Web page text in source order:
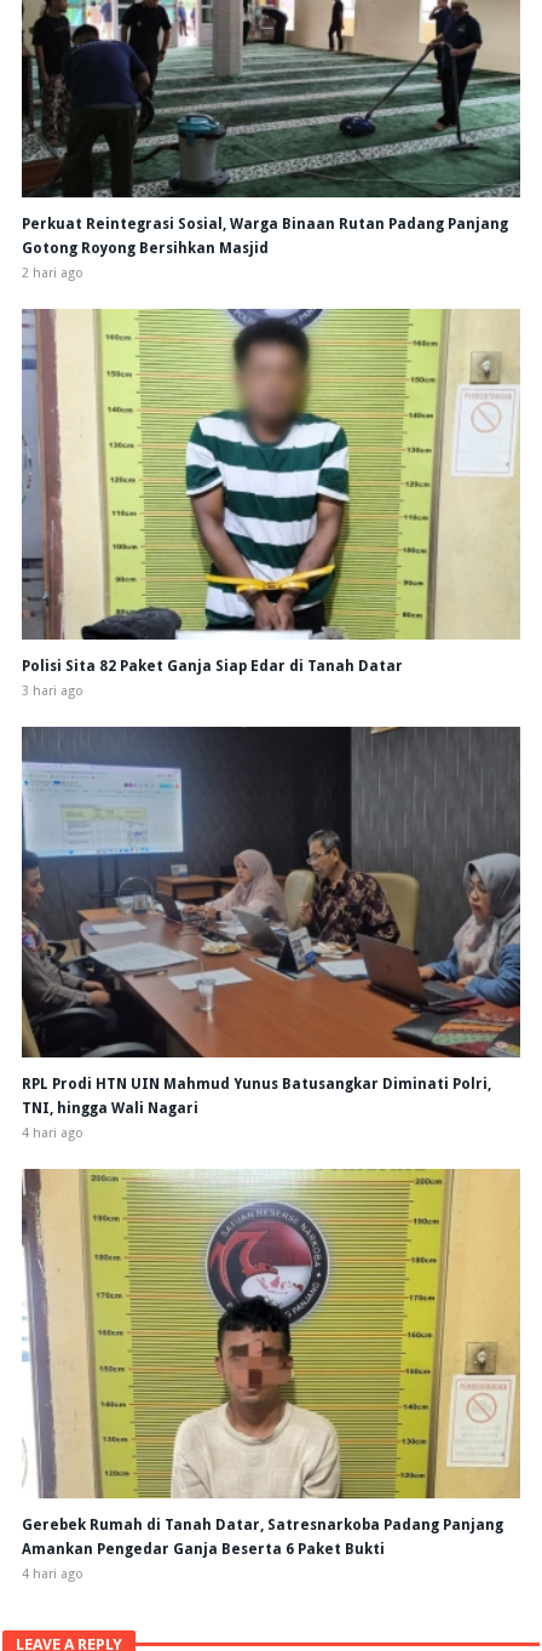
Perkuat Reintegrasi Sosial, Warga Binaan Rutan Padang Panjang
Gotong Royong Bersihkan Masjid
2 hari ago
Polisi Sita 82 Paket Ganja Siap Edar di Tanah Datar
3 hari ago
RPL Prodi HTN UIN Mahmud Yunus Batusangkar Diminati Polri,
TNI, hingga Wali Nagari
4 hari ago
Gerebek Rumah di Tanah Datar, Satresnarkoba Padang Panjang
Amankan Pengedar Ganja Beserta 6 Paket Bukti
4 hari ago
LEAVE A REPLY